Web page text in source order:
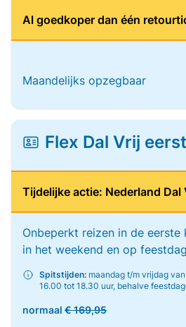
Al goedkoper dan één
Maandelijks opzegbaar
Flex Dal Vrij
Tijdelijke actie: Nederland Dal
Onbeperkt reizen in de
in het weekend en op
Spitstijden: maandag t/m vrijdag
16.00 tot 18.30 uur, behalve
normaal € 169,95